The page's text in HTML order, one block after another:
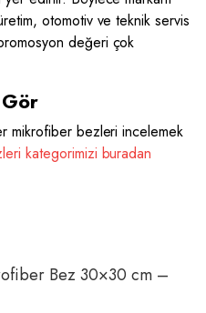
otomotiv ve teknik servis
değeri çok
mikrofiber bezleri incelemek
kategorimizi buradan
Bez 30×30 cm –